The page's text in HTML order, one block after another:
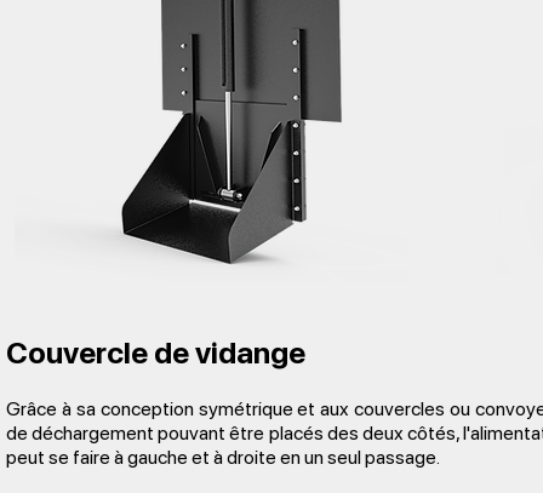
Couvercle de vidange
Grâce à sa conception symétrique et aux couvercles ou
de déchargement pouvant être placés des deux côtés,
peut se faire à gauche et à droite en un seul passage.